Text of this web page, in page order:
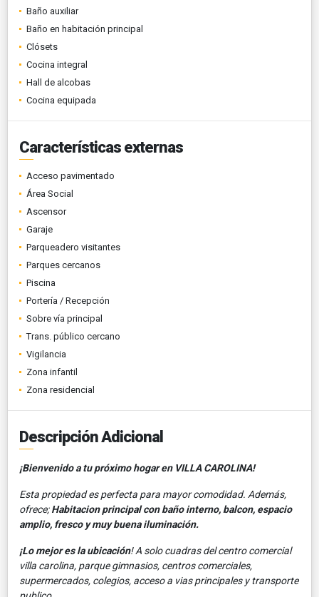
Baño auxiliar
Baño en habitación principal
Clósets
Cocina integral
Hall de alcobas
Cocina equipada
Características externas
Acceso pavimentado
Área Social
Ascensor
Garaje
Parqueadero visitantes
Parques cercanos
Piscina
Portería / Recepción
Sobre vía principal
Trans. público cercano
Vigilancia
Zona infantil
Zona residencial
Descripción Adicional
¡Bienvenido a tu próximo hogar en VILLA CAROLINA!
Esta propiedad es perfecta para mayor comodidad. Además,
ofrece;Habitacion principal con baño interno, balcon, espacio
amplio, fresco y muy buena iluminación.
¡Lo mejor es la ubicación! A solo cuadras del centro comercial
villa carolina, parque gimnasios, centros comerciales,
supermercados, colegios, acceso a vias principales y transporte